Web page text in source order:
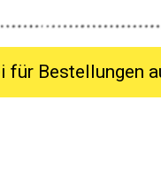
Bestellungen